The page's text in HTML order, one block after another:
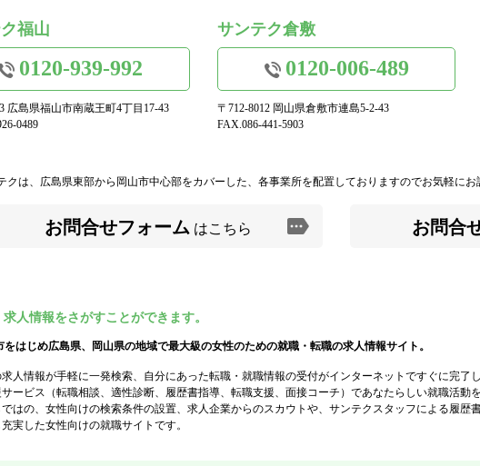
福山
0120-939-992
広島県福山市南蔵王町4丁目17-43
0489
サンテク倉敷
0120-006-489
〒712-8012 岡山県倉敷市連島5-2-43
FAX.086-441-5903
クは、広島県東部から岡山市中心部をカバーした、各事業所を配置しておりますのでお気軽にお
お問合せフォーム はこちら お問合
人情報をさがすことができます。
はじめ広島県、岡山県の地域で最大級の女性のための就職・転職の求人情報サイト。
人情報が手軽に一発検索、自分にあった転職・就職情報の受付がインターネットですぐに完了
ービス（転職相談、適性診断、履歴書指導、転職支援、面接コーチ）であなたらしい就職活動
はの、女性向けの検索条件の設置、求人企業からのスカウトや、サンテクスタッフによる履歴
実した女性向けの就職サイトです。